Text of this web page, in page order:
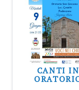
CANTI IN